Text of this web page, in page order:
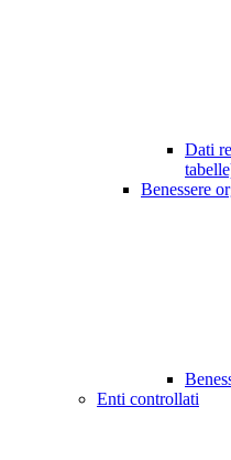
Dati
Benessere
Enti controllati